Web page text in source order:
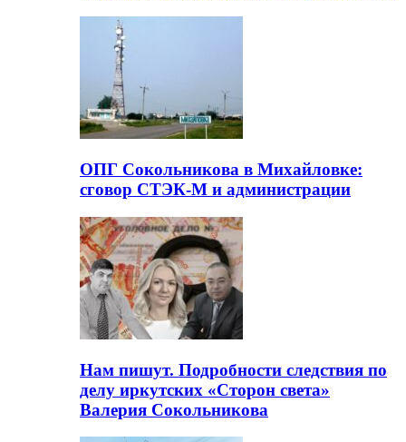
ОПГ Сокольникова в Михайловке:
сговор СТЭК-М и администрации
Нам пишут. Подробности следствия по
делу иркутских «Сторон света»
Валерия Сокольникова